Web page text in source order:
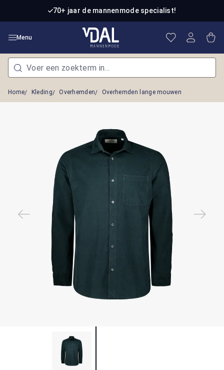
Ga naar de hoofdinhoud70+ jaar de mannenmode specialist!
Menu Je hebt 0
Home Kleding Overhemden Overhemden lange mouwen